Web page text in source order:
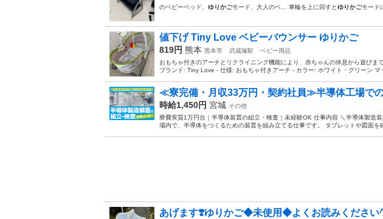
のベビーベッド、 ゆりかごモード、大人のベ… 車輪を上に回すとゆりかごモード
値下げ Tiny Love ベビーバウンサー ゆりかご
819円 熊本 熊本市 武蔵塚駅
ベビー用品
おもちゃ付きのアーチとリクライニング機能により、赤ちゃんの休息から遊びま
ブランド: Tiny Love - 仕様: おもちゃ付きアーチ - カラー: ホワイト・グリーン マ
≪寮完備・月収33万円・契約社員≫半導体工場で
時給1,450円 宮城 その他
寮費実質1万円台｜半導体装置の組立・検査｜未経験OK 仕事内容 ＼半導体製造
場内で、半導体をつくるための装置を組み立てる仕事です。 タブレットや図面を
あげます❣️ゆりかご◆未使用◆よくお読みください